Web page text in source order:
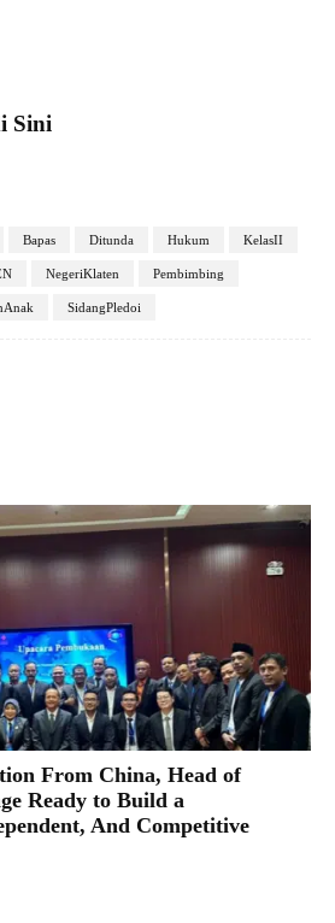
Sini
Bapas Ditunda Hukum KelasII
NegeriKlaten Pembimbing
​SidangPledoi
From China, Head of
Ready to Build a
And Competitive